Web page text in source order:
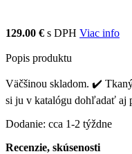
129.00 € s DPH Viac info
Popis produktu
Väčšinou skladom. ✔️ Tkaný
si ju v katalógu dohľadať aj
Dodanie: cca 1-2 týždne
Recenzie, skúsenosti